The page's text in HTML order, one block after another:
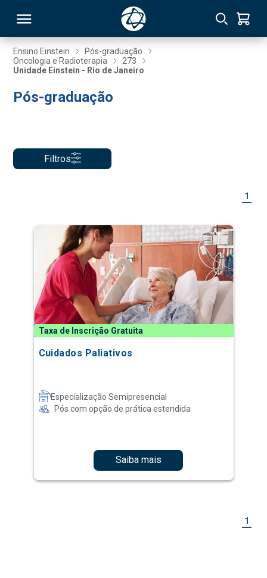
Ensino Einstein
Pós-graduação
Oncologia e Radioterapia
273
Unidade Einstein - Rio de Janeiro
Pós-graduação
Filtros
1
Taxa de Inscrição Gratuita
Cuidados Paliativos
Especialização Semipresencial
Pós com opção de prática estendida
Saiba mais
1